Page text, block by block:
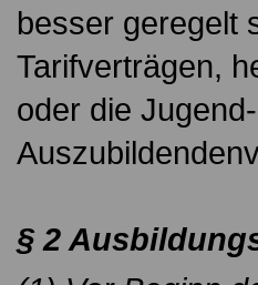
besser geregelt
Tarifverträgen,
oder die
§ 2